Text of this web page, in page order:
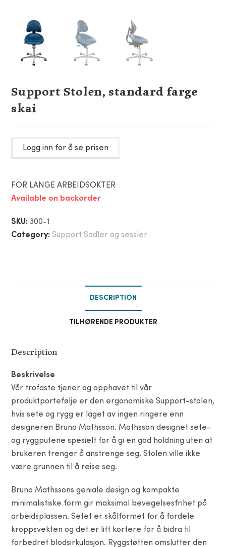
Support Stolen, standard farge
skai
Logg inn for å se prisen
FOR LANGE ARBEIDSOKTER
Available on backorder
SKU:300-1
Category: Support Sadler og sessler
DESCRIPTION
TILHØRENDE PRODUKTER
Description
Beskrivelse
Vår trofaste tjener og opphavet til vår
produktportefølje er den ergonomiske Support-stolen,
hvis sete og rygg er laget av ingen ringere enn
designeren Bruno Mathsson. Mathsson designet sete-
og ryggputene spesielt for å gi en god holdning uten at
brukeren trenger å anstrenge seg. Stolen ville ikke
være grunnen til å reise seg.
Bruno Mathssons geniale design og kompakte
minimalistiske form gir maksimal bevegelsesfrihet på
arbeidsplassen. Setet er skålformet for å fordele
kroppsvekten og det er litt kortere for å bidra til
forbedret blodsirkulasjon. Ryggstøtten omslutter den